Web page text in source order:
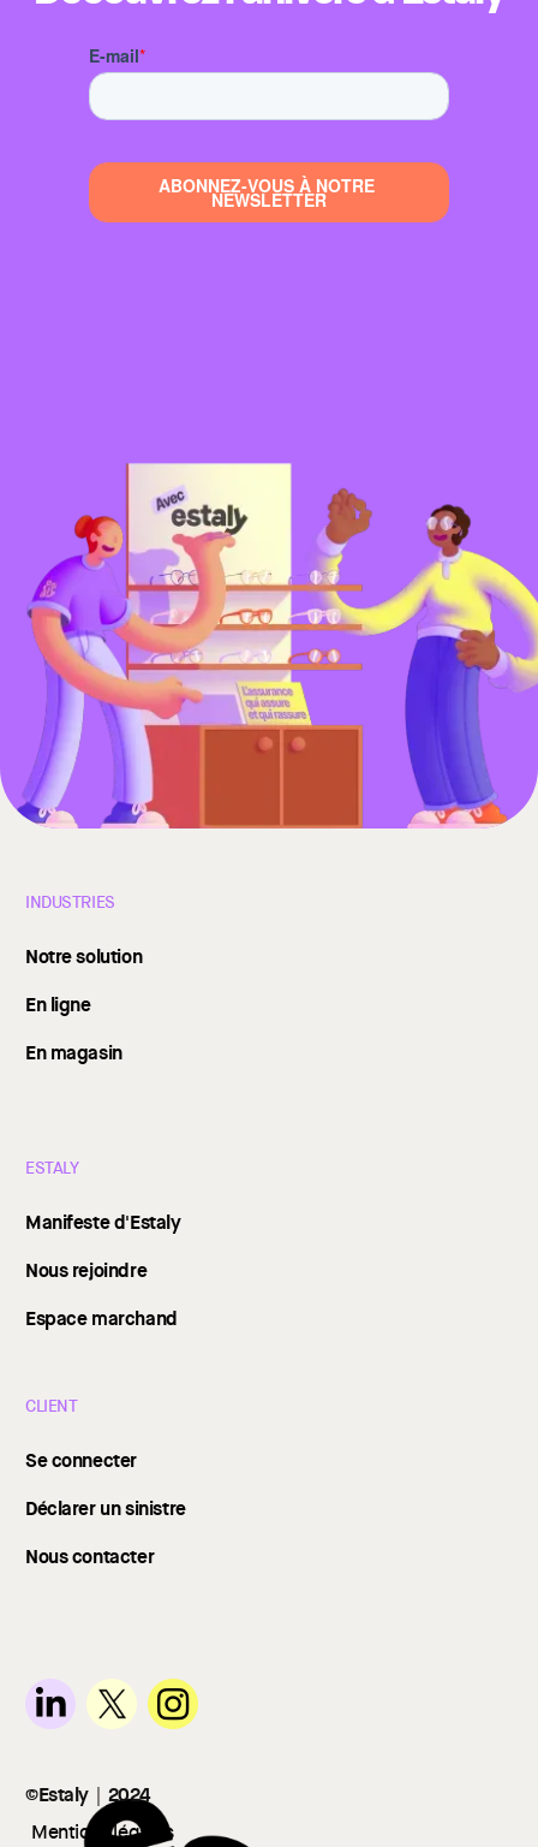
INDUSTRIES
Notre solution
En ligne
En magasin
ESTALY
Manifeste d'Estaly
Nous rejoindre
Espace marchand
CLIENT
Se connecter
Déclarer un sinistre
Nous contacter
©Estaly ｜ 2024
Mentions légales